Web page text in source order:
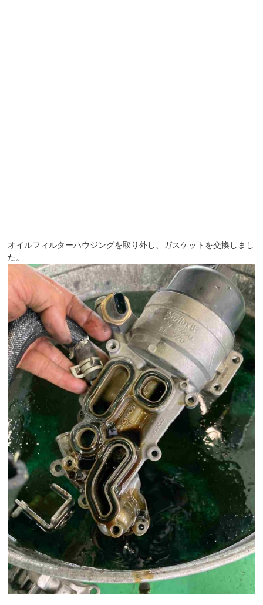
オイルフィルターハウジングを取り外し、ガスケットを交換しまし
た。